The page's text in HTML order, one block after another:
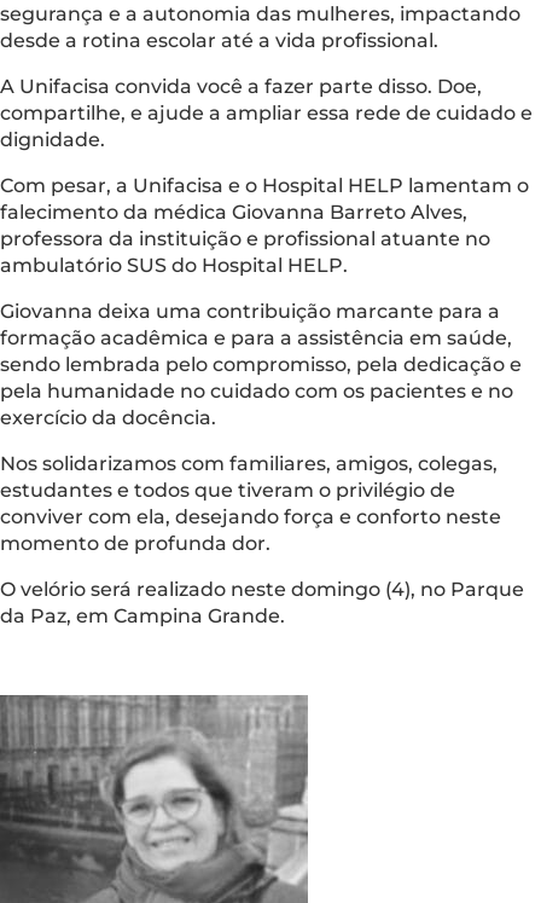
segurança e a autonomia das mulheres, impactando
desde a rotina escolar até a vida profissional.
A Unifacisa convida você a fazer parte disso. Doe,
compartilhe, e ajude a ampliar essa rede de cuidado e
dignidade.
Com pesar, a Unifacisa e o Hospital HELP lamentam o
falecimento da médica Giovanna Barreto Alves,
professora da instituição e profissional atuante no
ambulatório SUS do Hospital HELP.
Giovanna deixa uma contribuição marcante para a
formação acadêmica e para a assistência em saúde,
sendo lembrada pelo compromisso, pela dedicação e
pela humanidade no cuidado com os pacientes e no
exercício da docência.
Nos solidarizamos com familiares, amigos, colegas,
estudantes e todos que tiveram o privilégio de
conviver com ela, desejando força e conforto neste
momento de profunda dor.
O velório será realizado neste domingo (4), no Parque
da Paz, em Campina Grande.